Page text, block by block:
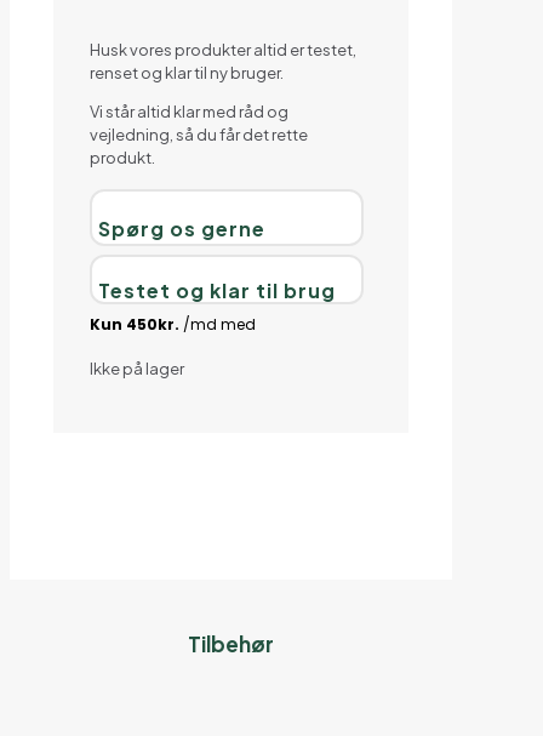
Husk vores produkter altid er testet,
renset og klar til ny bruger.
Vi står altid klar med råd og
vejledning, så du får det rette
produkt.
Spørg os gerne
Testet og klar til brug
Ikke på lager
Tilbehør